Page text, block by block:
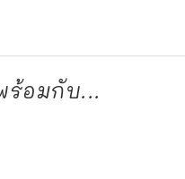
ร้อมกับ...